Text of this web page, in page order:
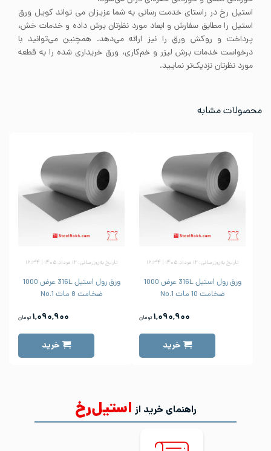
استیل رخ در راستای خدمت رسانی به شما عزیزان می تواند کویل ورق
استیل را مطابق سفارش و ابعاد مورد نظرتان برش داده و خدمات خش،
پرداخت و روکش ورق را نیز ارائه می‌دهد. همچنین می‌توانید با
درخواست خدمات برش لیزر و خم‌کاری، ورق خریداری شده را به قطعه
مورد نظرتان نزدیک‌تر نمایید.
محصولات مشابه
تاریخ به‌روزرسانی: ۱۲ مرداد ۱۴۰۵ | ۱۶:۳۴
ورق رول استیل 316L عرض 1000
ضخامت 10 مات No.1
۱,۰۹۰,۹۰۰ تومان
خرید
تاریخ به‌روزرسانی: ۱۲ مرداد ۱۴۰۵ | ۱۶:۳۴
ورق رول استیل 316L عرض 1000
ضخامت 8 مات No.1
۱,۰۹۰,۹۰۰ تومان
خرید
راهنمای خرید از استیل‌رخ